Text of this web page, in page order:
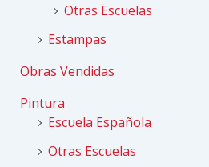
Otras Escuelas
Estampas
Obras Vendidas
Pintura
Escuela Española
Otras Escuelas